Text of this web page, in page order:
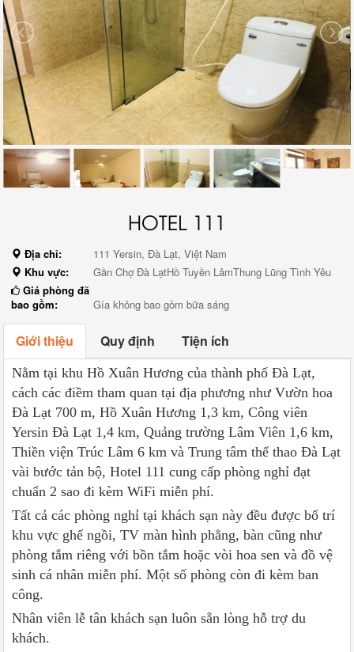
HOTEL 111
Địa chỉ:
111 Yersin, Đà Lạt, Việt Nam
Khu vực:
Gần Chợ Đà LạtHồ Tuyền LâmThung Lũng Tình Yêu
Giá phòng đã
bao gồm:
Gía không bao gồm bữa sáng
Giới thiệu Quy định Tiện ích
Nằm tại khu Hồ Xuân Hương của thành phố Đà Lạt,
cách các điềm tham quan tại địa phương như Vườn hoa
Đà Lạt 700 m, Hồ Xuân Hương 1,3 km, Công viên
Yersin Đà Lạt 1,4 km, Quảng trường Lâm Viên 1,6 km,
Thiền viện Trúc Lâm 6 km và Trung tâm thể thao Đà Lạt
vài bước tản bộ, Hotel 111 cung cấp phòng nghỉ đạt
chuẩn 2 sao đi kèm WiFi miễn phí.
Tất cả các phòng nghỉ tại khách sạn này đều được bố trí
khu vực ghế ngồi, TV màn hình phẳng, bàn cũng như
phòng tắm riêng với bồn tắm hoặc vòi hoa sen và đồ vệ
sinh cá nhân miễn phí. Một số phòng còn đi kèm ban
công.
Nhân viên lễ tân khách sạn luôn sẵn lòng hỗ trợ du
khách.